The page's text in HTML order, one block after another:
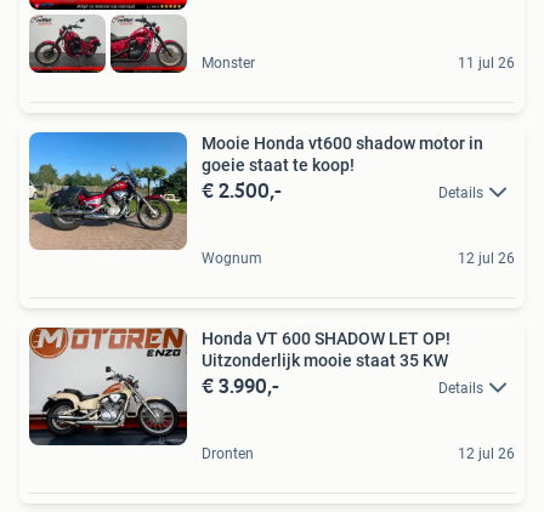
Monster 11 jul 26
Mooie Honda vt600 shadow motor in
goeie staat te koop!
€ 2.500,- Details
Wognum 12 jul 26
Honda VT 600 SHADOW LET OP!
Uitzonderlijk mooie staat 35 KW
€ 3.990,- Details
Dronten 12 jul 26